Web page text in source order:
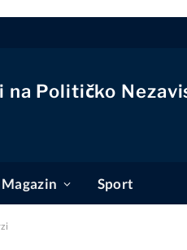
na Političko
Magazin Sport